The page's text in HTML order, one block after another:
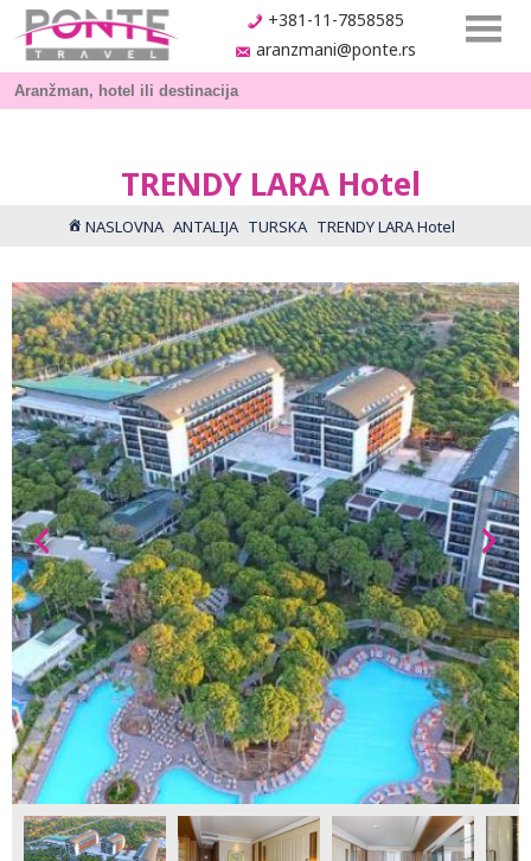
+381-11-7858585
aranzmani@ponte.rs
TRENDY LARA Hotel
NASLOVNA ANTALIJA TURSKA TRENDY LARA Hotel